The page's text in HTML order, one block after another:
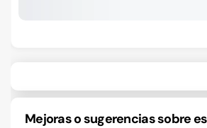
Mejoras o sugerencias sobre